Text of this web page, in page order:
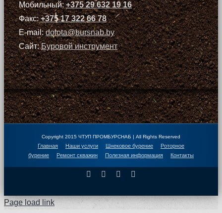
Мобильный:+375 29 632 19 16
Факс:+375 17 322 66 78
E-mail:dolota@bursnab.by
Сайт:Буровой инструмент
Copyright 2015 ЧТУП ПРОМБУРСНАБ | All Rights Reserved
Главная Наши услуги Шнековое бурение
Роторное
бурение
Ремонт скважин Полезная информация Контакты
Facebook Instagram
Page load link